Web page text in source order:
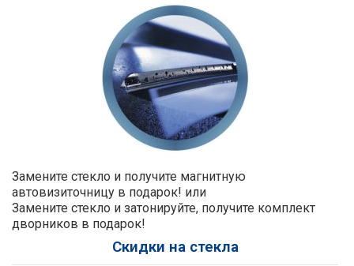
Замените стекло и получите магнитную
автовизиточницу в подарок! или
Замените стекло и затонируйте, получите комплект
дворников в подарок!
Скидки на стекла